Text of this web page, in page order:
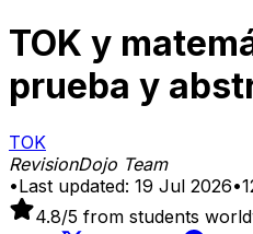
TOK y
prueba y
TOK
RevisionDojo Team
•Last updated: 19 Jul 2026•
4.8/5 from students